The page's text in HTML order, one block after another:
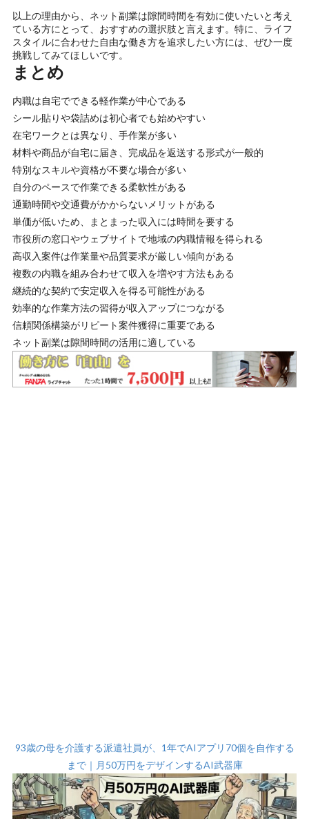
以上の理由から、ネット副業は隙間時間を有効に使いたいと考え
ている方にとって、おすすめの選択肢と言えます。特に、ライフ
スタイルに合わせた自由な働き方を追求したい方には、ぜひ一度
挑戦してみてほしいです。
まとめ
内職は自宅でできる軽作業が中心である
シール貼りや袋詰めは初心者でも始めやすい
在宅ワークとは異なり、手作業が多い
材料や商品が自宅に届き、完成品を返送する形式が一般的
特別なスキルや資格が不要な場合が多い
自分のペースで作業できる柔軟性がある
通勤時間や交通費がかからないメリットがある
単価が低いため、まとまった収入には時間を要する
市役所の窓口やウェブサイトで地域の内職情報を得られる
高収入案件は作業量や品質要求が厳しい傾向がある
複数の内職を組み合わせて収入を増やす方法もある
継続的な契約で安定収入を得る可能性がある
効率的な作業方法の習得が収入アップにつながる
信頼関係構築がリピート案件獲得に重要である
ネット副業は隙間時間の活用に適している
93歳の母を介護する派遣社員が、1年でAIアプリ70個を自作する
まで｜月50万円をデザインするAI武器庫